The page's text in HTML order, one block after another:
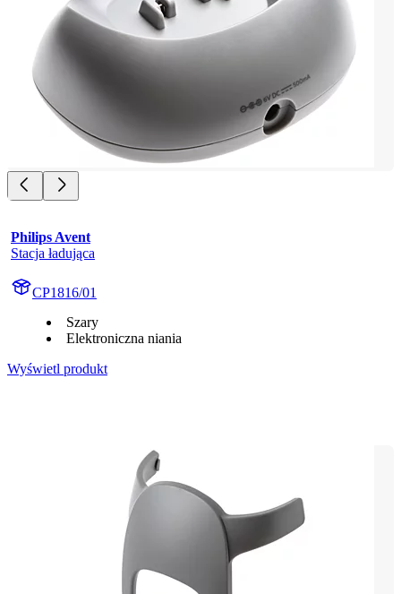
Philips Avent
Stacja ładująca
CP1816/01
Szary
Elektroniczna niania
Wyświetl produkt